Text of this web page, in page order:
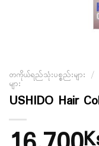
တကိုယ်ရည်သုံးပစ္စည်းများ /
များ
USHIDO Hair